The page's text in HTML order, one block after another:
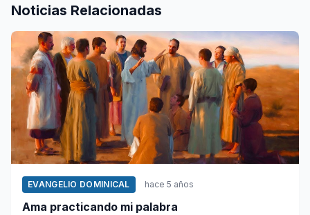
Noticias Relacionadas
EVANGELIO DOMINICAL hace 5 años
Ama practicando mi palabra